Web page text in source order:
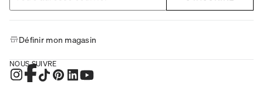
Définir mon magasin
NOUS SUIVRE